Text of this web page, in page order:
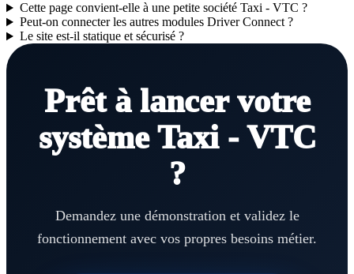
Cette page convient-elle à une petite société Taxi - VTC ?
Peut-on connecter les autres modules Driver Connect ?
Le site est-il statique et sécurisé ?
Prêt à lancer votre
système Taxi - VTC
?
Demandez une démonstration et validez le
fonctionnement avec vos propres besoins métier.